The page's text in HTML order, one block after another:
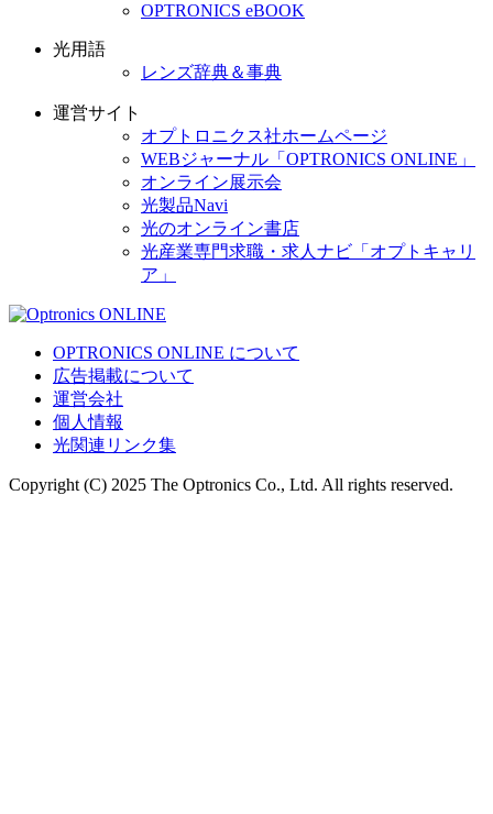
OPTRONICS eBOOK
光用語
レンズ辞典＆事典
運営サイト
オプトロニクス社ホームページ
WEBジャーナル「OPTRONICS ONLINE」
オンライン展示会
光製品Navi
光のオンライン書店
光産業専門求職・求人ナビ「オプトキャリ
ア」
OPTRONICS ONLINE について
広告掲載について
運営会社
個人情報
光関連リンク集
Copyright (C) 2025 The Optronics Co., Ltd. All rights reserved.